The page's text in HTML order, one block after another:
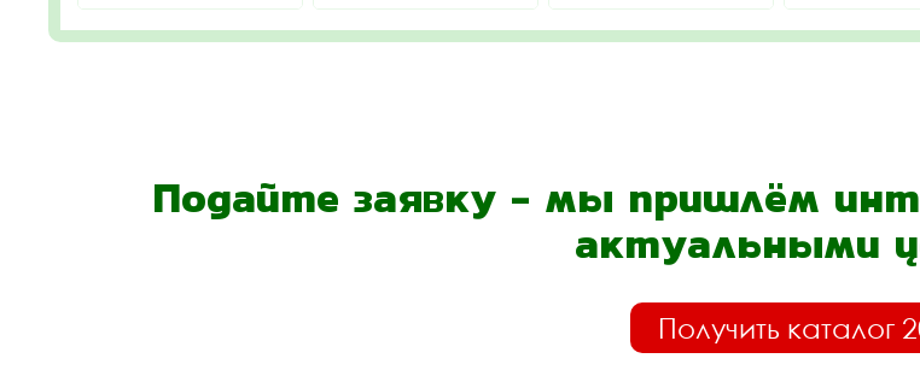
Подайте заявку - мы пришлём
актуальными
Получить каталог